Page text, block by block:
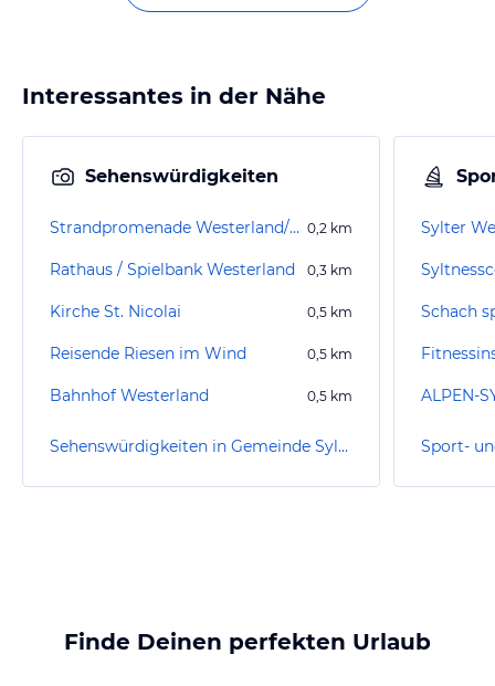
Interessantes in der Nähe
Sehenswürdigkeiten
Strandpromenade Westerland/Sylt 0,2 km
Rathaus / Spielbank Westerland 0,3 km
Kirche St. Nicolai 0,5 km
Reisende Riesen im Wind 0,5 km
Bahnhof Westerland 0,5 km
Sehenswürdigkeiten in Gemeinde Sylt [Sylt]
Sylter
Schach
ALPEN-
Finde Deinen perfekten Urlaub